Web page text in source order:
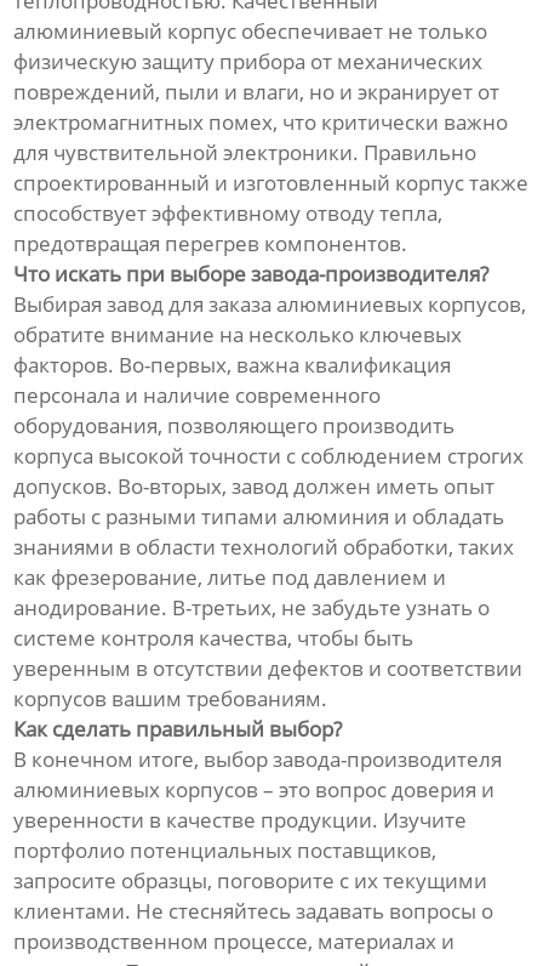
алюминиевый корпус обеспечивает не только
физическую защиту прибора от механических
повреждений, пыли и влаги, но и экранирует от
электромагнитных помех, что критически важно
для чувствительной электроники. Правильно
спроектированный и изготовленный корпус также
способствует эффективному отводу тепла,
предотвращая перегрев компонентов.
Что искать при выборе завода-производителя?
Выбирая завод для заказа алюминиевых корпусов,
обратите внимание на несколько ключевых
факторов. Во-первых, важна квалификация
персонала и наличие современного
оборудования, позволяющего производить
корпуса высокой точности с соблюдением строгих
допусков. Во-вторых, завод должен иметь опыт
работы с разными типами алюминия и обладать
знаниями в области технологий обработки, таких
как фрезерование, литье под давлением и
анодирование. В-третьих, не забудьте узнать о
системе контроля качества, чтобы быть
уверенным в отсутствии дефектов и соответствии
корпусов вашим требованиям.
Как сделать правильный выбор?
В конечном итоге, выбор завода-производителя
алюминиевых корпусов – это вопрос доверия и
уверенности в качестве продукции. Изучите
портфолио потенциальных поставщиков,
запросите образцы, поговорите с их текущими
клиентами. Не стесняйтесь задавать вопросы о
производственном процессе, материалах и